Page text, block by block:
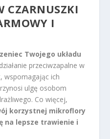
CZARNUSZKI
I
Twojego układu
przeciwzapalne w
wspomagając ich
ulgę osobom
Co więcej,
korzystnej mikroflory
na lepsze trawienie i